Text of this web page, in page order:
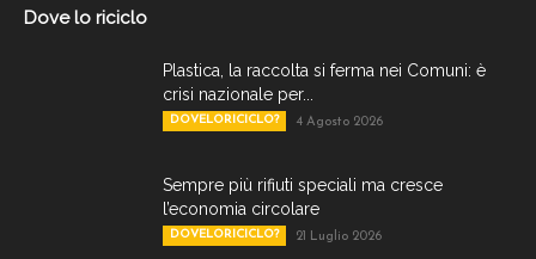
Dove lo riciclo
Plastica, la raccolta si ferma nei Comuni: è
crisi nazionale per...
DOVELORICICLO? 4 Agosto 2026
Sempre più rifiuti speciali ma cresce
l’economia circolare
DOVELORICICLO? 21 Luglio 2026